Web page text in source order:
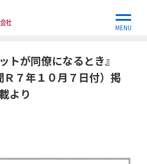
MENU
１３５回『ロボットが同僚になるとき』
トが同僚になるとき』
Ｒ７年１０月７日付）掲
より